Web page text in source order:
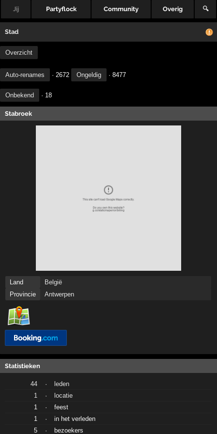
Jij Partyflock Community Overig 🔍
Stad
Overzicht
Auto-renames · 2672 Ongeldig · 8477
Onbekend · 18
Stabroek
Land
België
Provincie
Antwerpen
Statistieken
44 ·
leden
1
·
locatie
1
·
feest
1
·
in het verleden
5
· bezoekers